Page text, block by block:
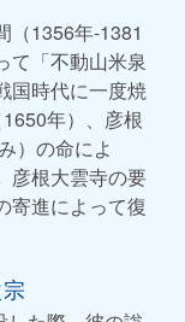
（1356年-1381
て「不動山米泉
国時代に一度焼
年）、彦根
）の命によ
彦根大雲寺の要
寄進によって復